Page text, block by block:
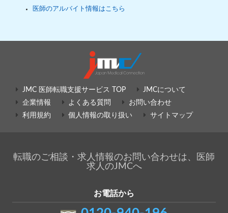
医師のアルバイト情報はこちら
JMC 医師転職支援サービス TOP
JMCについて
企業情報
よくある質問
お問い合わせ
利用規約
個人情報の取り扱い サイトマップ
転職のご相談・求人情報のお問い合わせは、医師
求人のJMCへ
お電話から